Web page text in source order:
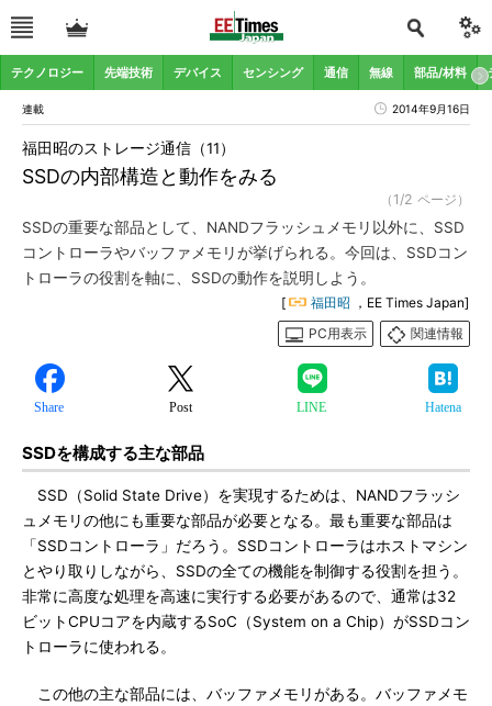
テクノロジー 先端技術 デバイス センシング 通信 無線 部品/材料
連載 2014年9月16日
SSDの内部構造と動作をみる
福田昭のストレージ通信（11）
（1/2 ページ）
SSDの重要な部品として、NANDフラッシュメモリ以外に、SSD
コントローラやバッファメモリが挙げられる。今回は、SSDコン
トローラの役割を軸に、SSDの動作を説明しよう。
[ 福田昭 ，EE Times Japan]
PC用表示
関連情報
Share Post LINE Hatena
SSDを構成する主な部品
SSD（Solid State Drive）を実現するためは、NANDフラッシ
ュメモリの他にも重要な部品が必要となる。最も重要な部品は
「SSDコントローラ」だろう。SSDコントローラはホストマシン
とやり取りしながら、SSDの全ての機能を制御する役割を担う。
非常に高度な処理を高速に実行する必要があるので、通常は32
ビットCPUコアを内蔵するSoC（System on a Chip）がSSDコン
トローラに使われる。
この他の主な部品には、バッファメモリがある。バッファメモ